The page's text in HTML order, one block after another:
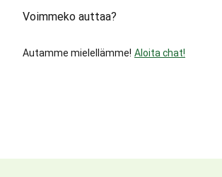
Voimmeko auttaa?
Autamme mielellämme! Aloita chat!